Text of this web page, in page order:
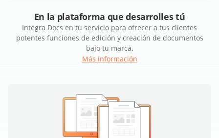
En la plataforma que desarrolles tú
Integra Docs en tu servicio para ofrecer a tus clientes
potentes funciones de edición y creación de documentos
bajo tu marca.
Más información